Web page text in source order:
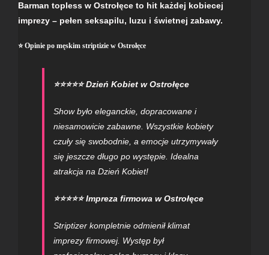
Barman topless w Ostrołęce to hit każdej kobiecej
imprezy – pełen seksapilu, luzu i świetnej zabawy.
⭐ Opinie po męskim striptizie w Ostrołęce
⭐⭐⭐⭐⭐ Dzień Kobiet w Ostrołęce
Show było eleganckie, dopracowane i
niesamowicie zabawne. Wszystkie kobiety
czuły się swobodnie, a emocje utrzymywały
się jeszcze długo po występie. Idealna
atrakcja na Dzień Kobiet!
⭐⭐⭐⭐⭐ Impreza firmowa w Ostrołęce
Striptizer kompletnie odmienił klimat
imprezy firmowej. Występ był